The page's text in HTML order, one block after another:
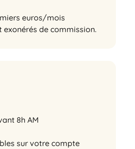
euros/mois
exonérés de commission.
8h AM
sur votre compte